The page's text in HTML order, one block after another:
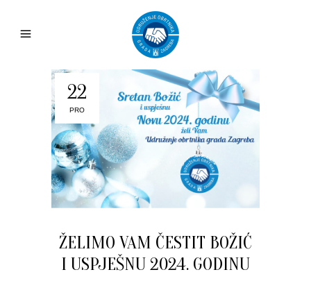
22
PRO
ŽELIMO VAM ČESTIT BOŽIĆ
I USPJEŠNU 2024. GODINU